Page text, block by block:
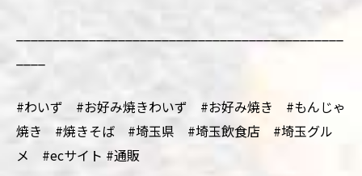
_____________________________________________
#わいず #お好み焼きわいず #お好み焼き #もんじゃ
焼き #焼きそば #埼玉県 #埼玉飲食店 #埼玉グル
メ #ecサイト #通販